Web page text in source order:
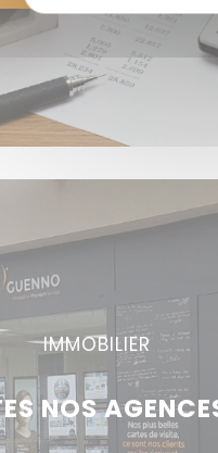
IMMOBILIER
NOS